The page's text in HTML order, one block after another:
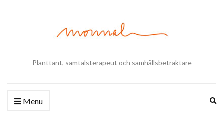
Planttant, samtalsterapeut och samhällsbetraktare
Menu